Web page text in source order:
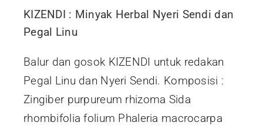
KIZENDI : Minyak Herbal Nyeri Sendi dan
Pegal Linu
Balur dan gosok KIZENDI untuk redakan
Pegal Linu dan Nyeri Sendi. Komposisi :
Zingiber purpureum rhizoma Sida
rhombifolia folium Phaleria macrocarpa